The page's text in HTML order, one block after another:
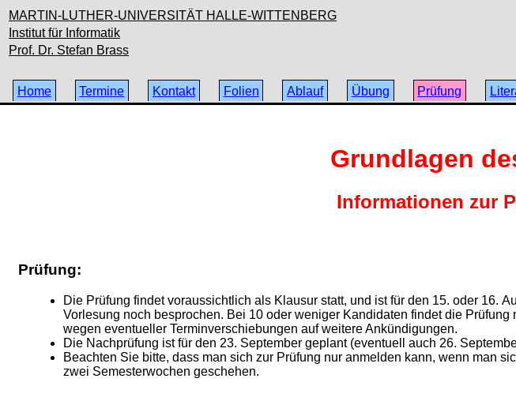
MARTIN-LUTHER-UNIVERSITÄT HALLE-WITTENBERG
Institut für Informatik
Prof. Dr. Stefan Brass
Home Termine Kontakt Folien Ablauf Übung Prüfung
Grundlagen
Informationen zur
Prüfung:
Die Prüfung findet voraussichtlich als Klausur statt, und ist für den 15. oder 16.
Vorlesung noch besprochen. Bei 10 oder weniger Kandidaten findet die
wegen eventueller Terminverschiebungen auf weitere Ankündigungen.
Die Nachprüfung ist für den 23. September geplant (eventuell auch 26.
Beachten Sie bitte, dass man sich zur Prüfung nur anmelden kann, wenn man
zwei Semesterwochen geschehen.